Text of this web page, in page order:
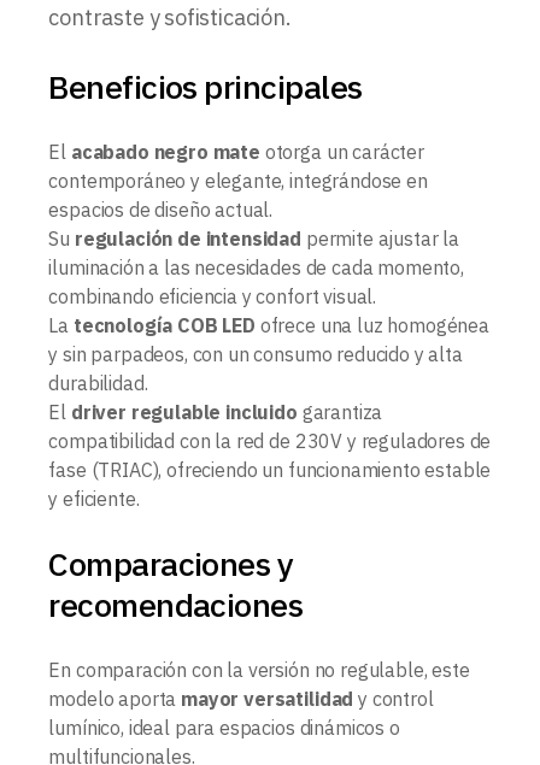
contraste y sofisticación.
Beneficios principales
El acabado negro mate otorga un carácter
contemporáneo y elegante, integrándose en
espacios de diseño actual.
Su regulación de intensidad permite ajustar la
iluminación a las necesidades de cada momento,
combinando eficiencia y confort visual.
La tecnología COB LED ofrece una luz homogénea
y sin parpadeos, con un consumo reducido y alta
durabilidad.
El driver regulable incluido garantiza
compatibilidad con la red de 230V y reguladores de
fase (TRIAC), ofreciendo un funcionamiento estable
y eficiente.
Comparaciones y
recomendaciones
En comparación con la versión no regulable, este
modelo aporta mayor versatilidad y control
lumínico, ideal para espacios dinámicos o
multifuncionales.